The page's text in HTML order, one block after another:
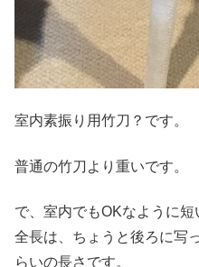
室内素振り用竹刀？です。
普通の竹刀より重いです。
で、室内でもOKなように短
全長は、ちょうと後ろに写
らいの長さです。